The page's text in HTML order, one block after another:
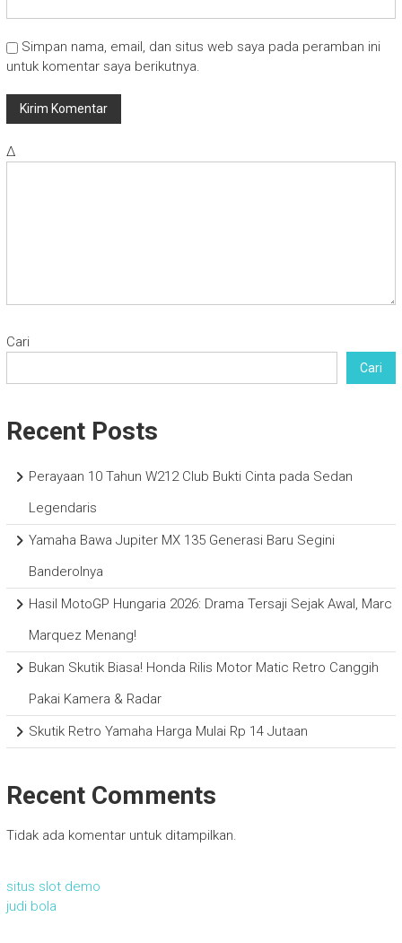
Simpan nama, email, dan situs web saya pada peramban ini
untuk komentar saya berikutnya.
Δ
Cari
Cari
Recent Posts
Perayaan 10 Tahun W212 Club Bukti Cinta pada Sedan
Legendaris
Yamaha Bawa Jupiter MX 135 Generasi Baru Segini
Banderolnya
Hasil MotoGP Hungaria 2026: Drama Tersaji Sejak Awal, Marc
Marquez Menang!
Bukan Skutik Biasa! Honda Rilis Motor Matic Retro Canggih
Pakai Kamera & Radar
Skutik Retro Yamaha Harga Mulai Rp 14 Jutaan
Recent Comments
Tidak ada komentar untuk ditampilkan.
situs slot demo
judi bola